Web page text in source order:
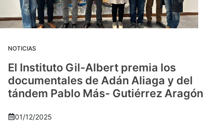
NOTICIAS
El Instituto Gil-Albert premia los
documentales de Adán Aliaga y del
tándem Pablo Más- Gutiérrez Aragón
01/12/2025